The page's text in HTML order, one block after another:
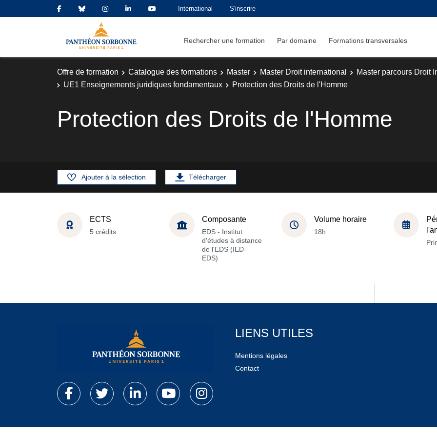
International S'inscrire
Rechercher une formation Par domaine Formations transversales
Offre de formation Catalogue des formations Master Master Droit international
Master parcours Droit
UE1 Enseignements juridiques fondamentaux
Protection des Droits de l'Homme
Protection des Droits de l'Homme
Ajouter à la sélection Télécharger
ECTS
5 crédits
Composante
EDS - Institut
d'études à distance
de l'EDS (IED-
EDS)
Volume horaire
18h
LIENS UTILES
Mentions légales
Contact